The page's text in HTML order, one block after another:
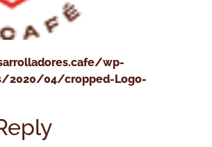
wp-
2020/04/cropped-Logo-